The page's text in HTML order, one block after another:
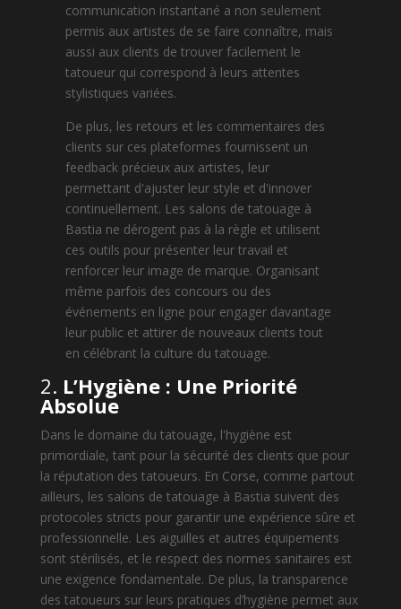
communication instantané a non seulement
permis aux artistes de se faire connaître, mais
aussi aux clients de trouver facilement le
tatoueur qui correspond à leurs attentes
stylistiques variées.
De plus, les retours et les commentaires des
clients sur ces plateformes fournissent un
feedback précieux aux artistes, leur
permettant d'ajuster leur style et d'innover
continuellement. Les salons de tatouage à
Bastia ne dérogent pas à la règle et utilisent
ces outils pour présenter leur travail et
renforcer leur image de marque. Organisant
même parfois des concours ou des
événements en ligne pour engager davantage
leur public et attirer de nouveaux clients tout
en célébrant la culture du tatouage.
2. L’Hygiène : Une Priorité
Absolue
Dans le domaine du tatouage, l'hygiène est
primordiale, tant pour la sécurité des clients que pour
la réputation des tatoueurs. En Corse, comme partout
ailleurs, les salons de tatouage à Bastia suivent des
protocoles stricts pour garantir une expérience sûre et
professionnelle. Les aiguilles et autres équipements
sont stérilisés, et le respect des normes sanitaires est
une exigence fondamentale. De plus, la transparence
des tatoueurs sur leurs pratiques d’hygiène permet aux